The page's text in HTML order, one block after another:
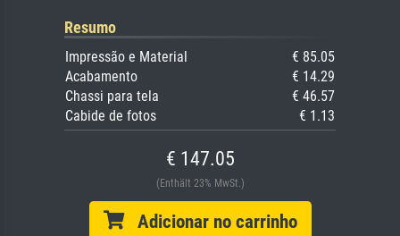
Resumo
Impressão e Material
€ 85.05
Acabamento
€ 14.29
Chassi para tela
€ 46.57
Cabide de fotos
€ 1.13
€ 147.05
(Enthält 23% MwSt.)
Adicionar no carrinho